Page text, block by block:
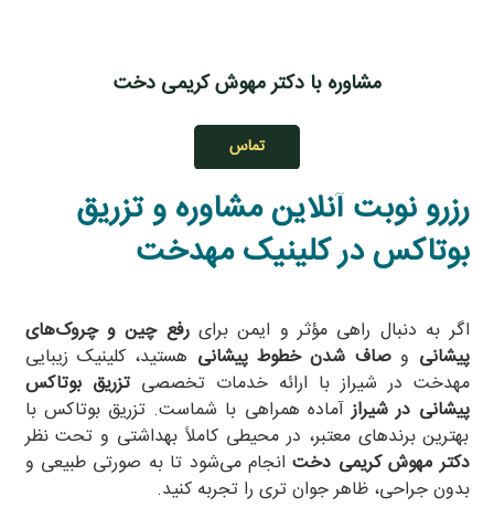
مشاوره با دکتر مهوش کریمی دخت
تماس
رزرو نوبت آنلاین مشاوره و تزریق
بوتاکس در کلینیک مهدخت
اگر به دنبال راهی مؤثر و ایمن برایرفع چین و چروک‌های
پیشانی وصاف شدن خطوط پیشانی هستید، کلینیک زیبایی
مهدخت در شیراز با ارائه خدمات تخصصیتزریق بوتاکس
پیشانی در شیرازآماده همراهی با شماست. تزریق بوتاکس با
بهترین برندهای معتبر، در محیطی کاملاً بهداشتی و تحت نظر
دکتر مهوش کریمی دختانجام می‌شود تا به صورتی طبیعی و
بدون جراحی، ظاهر جوان‌ تری را تجربه کنید.